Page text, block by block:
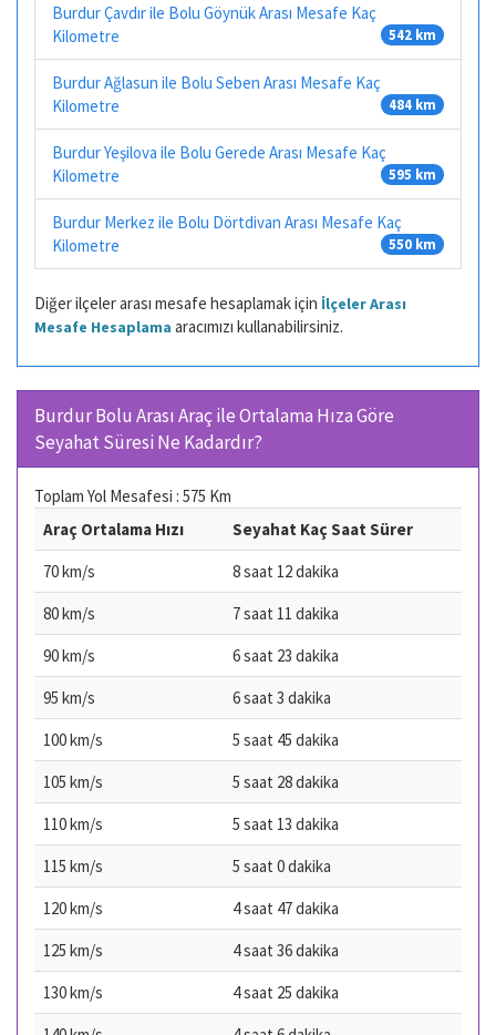
Burdur Çavdır ile Bolu Göynük Arası Mesafe Kaç
Kilometre
542 km
Burdur Ağlasun ile Bolu Seben Arası Mesafe Kaç
Kilometre
484 km
Burdur Yeşilova ile Bolu Gerede Arası Mesafe Kaç
Kilometre
595 km
Burdur Merkez ile Bolu Dörtdivan Arası Mesafe Kaç
Kilometre
550 km
Diğer ilçeler arası mesafe hesaplamak için İlçeler Arası
Mesafe Hesaplama aracımızı kullanabilirsiniz.
Burdur Bolu Arası Araç ile Ortalama Hıza Göre
Seyahat Süresi Ne Kadardır?
Toplam Yol Mesafesi : 575 Km
Araç Ortalama Hızı
Seyahat Kaç Saat Sürer
70 km/s
8 saat 12 dakika
80 km/s
7 saat 11 dakika
90 km/s
6 saat 23 dakika
95 km/s
6 saat 3 dakika
100 km/s
5 saat 45 dakika
105 km/s
5 saat 28 dakika
110 km/s
5 saat 13 dakika
115 km/s
5 saat 0 dakika
120 km/s
4 saat 47 dakika
125 km/s
4 saat 36 dakika
130 km/s
4 saat 25 dakika